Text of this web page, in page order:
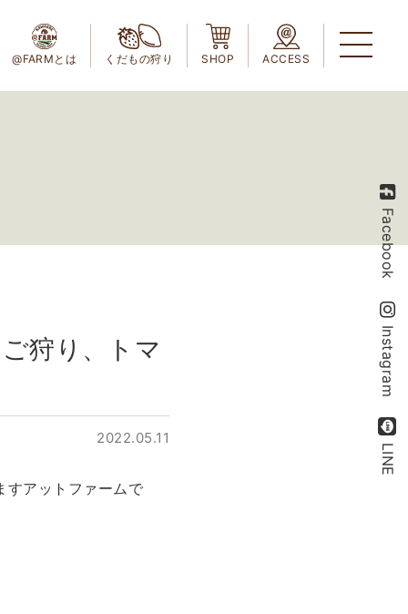
@FARMとは くだもの狩り SHOP ACCESS
狩り、トマ
2022.05.11
すアットファームで
Facebook
Instagram
LINE